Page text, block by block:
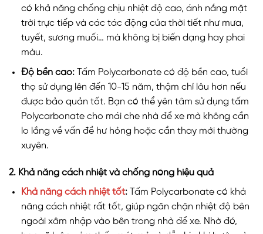
có khả năng chống chịu nhiệt độ cao, ánh nắng mặt
trời trực tiếp và các tác động của thời tiết như mưa,
tuyết, sương muối… mà không bị biến dạng hay phai
màu.
Độ bền cao:Tấm Polycarbonate có độ bền cao, tuổi
thọ sử dụng lên đến 10-15 năm, thậm chí lâu hơn nếu
được bảo quản tốt. Bạn có thể yên tâm sử dụng tấm
Polycarbonate cho mái che nhà để xe mà không cần
lo lắng về vấn đề hư hỏng hoặc cần thay mới thường
xuyên.
2. Khả năng cách nhiệt và chống nóng hiệu quả
Khả năng cách nhiệt tốt:Tấm Polycarbonate có khả
năng cách nhiệt rất tốt, giúp ngăn chặn nhiệt độ bên
ngoài xâm nhập vào bên trong nhà để xe. Nhờ đó,